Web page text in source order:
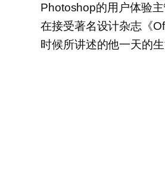
Photoshop的用户体验
在接受著名设计杂志《
时候所讲述的他一天的生